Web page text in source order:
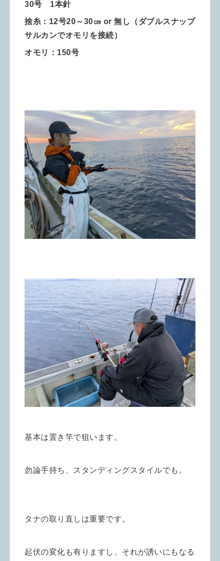
30号 1本針
捨糸：12号20～30㎝ or 無し（ダブルスナップ
サルカンでオモリを接続）
オモリ：150号
基本は置き竿で狙います。
勿論手持ち、スタンディングスタイルでも。
タナの取り直しは重要です。
起伏の変化も有りますし、それが誘いにもなる